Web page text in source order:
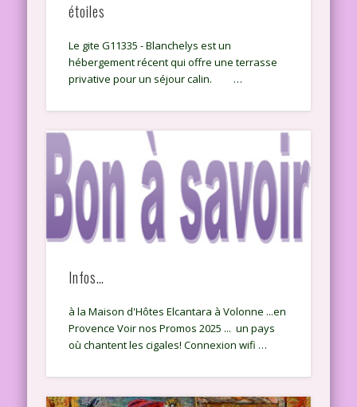
étoiles
Le gite G11335 - Blanchelys est un
hébergement récent qui offre une terrasse
privative pour un séjour calin. …
Infos…
à la Maison d'Hôtes Elcantara à Volonne ...en
Provence Voir nos Promos 2025 ... un pays
où chantent les cigales! Connexion wifi …